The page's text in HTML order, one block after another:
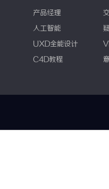
产品经理
人工智能
UXD全能设计
C4D教程